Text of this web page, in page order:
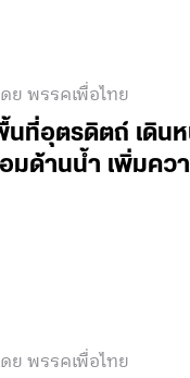
ย พรรคเพื่อไทย
นที่อุตรดิตถ์ เดิน
มด้านน้ำ เพิ่มคว
ย พรรคเพื่อไทย